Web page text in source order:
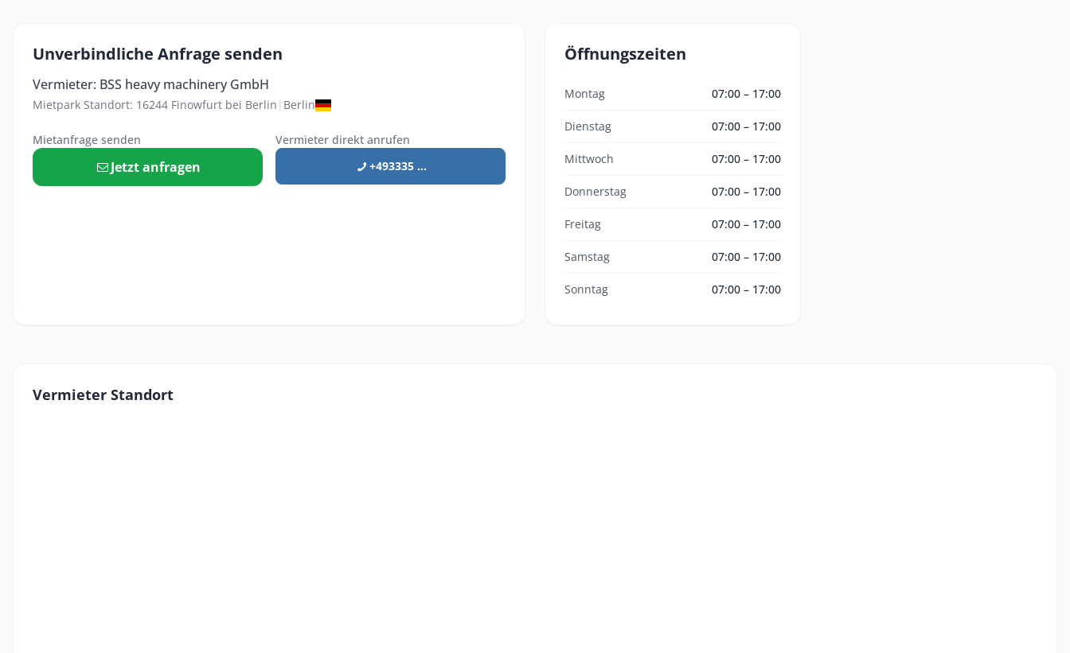
Unverbindliche Anfrage senden
Vermieter: BSS heavy machinery GmbH
Mietpark Standort: 16244 Finowfurt bei Berlin | Berlin
Mietanfrage senden
Jetzt anfragen
Vermieter direkt anrufen
+493335 ...
Öffnungszeiten
Montag 07:00 – 17:00
Dienstag 07:00 – 17:00
Mittwoch 07:00 – 17:00
Donnerstag 07:00 – 17:00
Freitag 07:00 – 17:00
Samstag 07:00 – 17:00
Sonntag 07:00 – 17:00
Vermieter Standort